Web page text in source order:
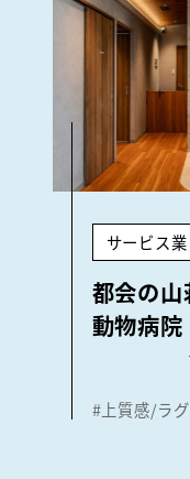
サービス業
都会の
動物病院
#上質感/ラ